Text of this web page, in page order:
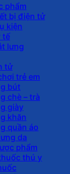
phẩm
bị điện tử
kiện
tế
lưng
tử
trẻ em
bút
chè – trà
giày
khăn
quần áo
da
phẩm
thú y